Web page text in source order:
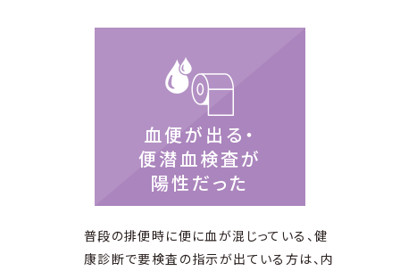
血便が出る・
便潜血検査が
陽性だった
普段の排便時に便に血が混じっている、健
康診断で要検査の指示が出ている方は、内